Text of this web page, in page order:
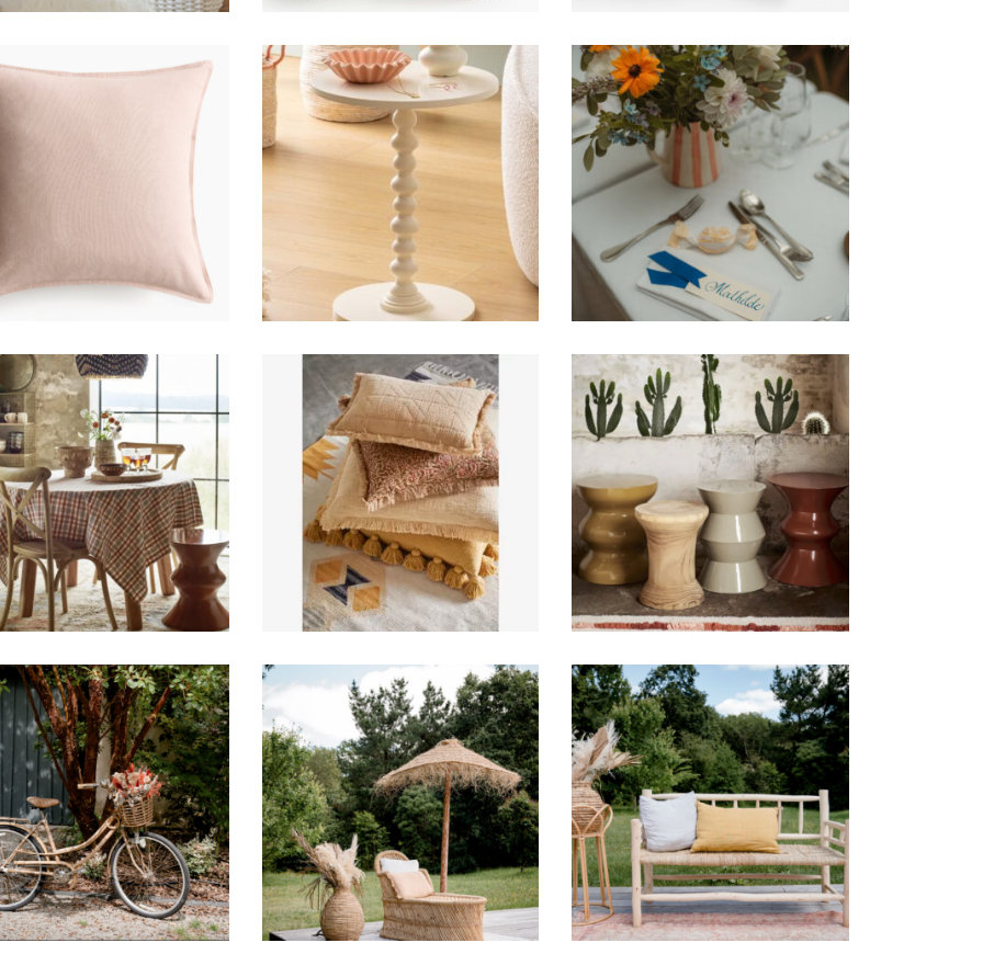
rose pâle lin Stèle/table écrue Flora
19,00€
Vase/pichet Madère
orange
12,00 €
table terracotta
29,00€
Coussin imprimé fleuri
à franges
6,00€
Stèle/table moutarde
29,00€
Vélo rotin Bayani
49,00€
Méridienne rotin
Orphée
39,00€
Banquette Yasmine
35,00